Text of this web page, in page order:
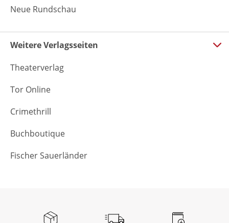
Neue Rundschau
Weitere Verlagsseiten
Theaterverlag
Tor Online
Crimethrill
Buchboutique
Fischer Sauerländer